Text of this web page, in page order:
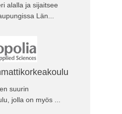
alalla ja sijaitsee
Län...
suurin
jolla on myös ...